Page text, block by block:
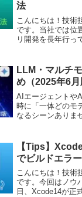
法
こんにちは！技術
です。当社では位
リ開発を長年行っ
な…ということも
出来ない...
LLM・マルチ
め（2025年6月
AIエージェントや
時に「一体どのモ
なるシーンありま
【Tips】
でビルドエラー
こんにちは！技術
です。今回はノウ
日、Xcode14が正